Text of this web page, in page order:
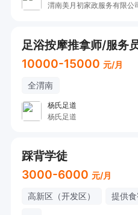
渭南美月初家政服务有限公
足浴按摩推拿师/服务
10000-15000 元/月
全渭南
杨氏足道
杨氏足道
踩背学徒
3000-6000 元/月
高新区（开发区） 提供